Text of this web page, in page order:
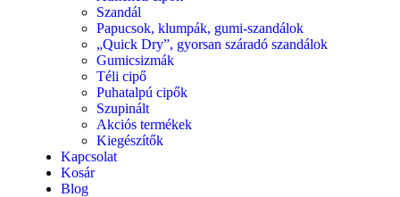
Szandál
Papucsok, klumpák, gumi-szandálok
„Quick Dry”, gyorsan száradó szandálok
Gumicsizmák
Téli cipő
Puhatalpú cipők
Szupinált
Akciós termékek
Kiegészítők
Kapcsolat
Kosár
Blog